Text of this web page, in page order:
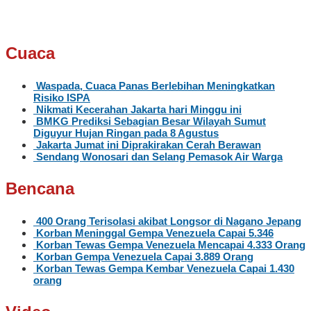
Cuaca
Waspada, Cuaca Panas Berlebihan Meningkatkan
Risiko ISPA
Nikmati Kecerahan Jakarta hari Minggu ini
BMKG Prediksi Sebagian Besar Wilayah Sumut
Diguyur Hujan Ringan pada 8 Agustus
Jakarta Jumat ini Diprakirakan Cerah Berawan
Sendang Wonosari dan Selang Pemasok Air Warga
Bencana
400 Orang Terisolasi akibat Longsor di Nagano Jepang
Korban Meninggal Gempa Venezuela Capai 5.346
Korban Tewas Gempa Venezuela Mencapai 4.333 Orang
Korban Gempa Venezuela Capai 3.889 Orang
Korban Tewas Gempa Kembar Venezuela Capai 1.430
orang